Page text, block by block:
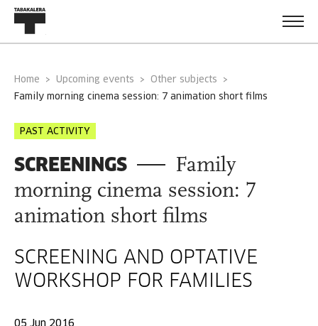
Home Upcoming events
Other subjects
family morning cinema session: 7 animation short films
PAST ACTIVITY
SCREENINGS
Family
morning cinema session: 7
animation short films
SCREENING AND OPTATIVE
WORKSHOP FOR FAMILIES
05 Jun 2016